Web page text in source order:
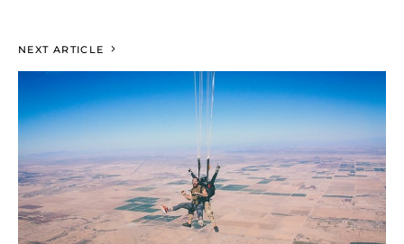
NEXT ARTICLE